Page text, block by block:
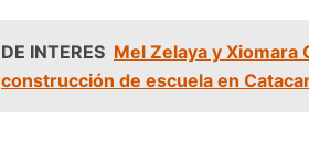
DE INTERES Mel Zelaya y
construcción de escuela en